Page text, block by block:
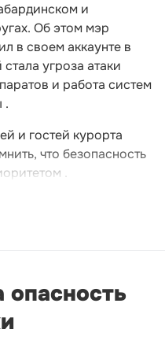
и
Об этом мэр
в своем аккаунте в
угроза атаки
и работа систем
.
и гостей курорта
что безопасность
.
опасность